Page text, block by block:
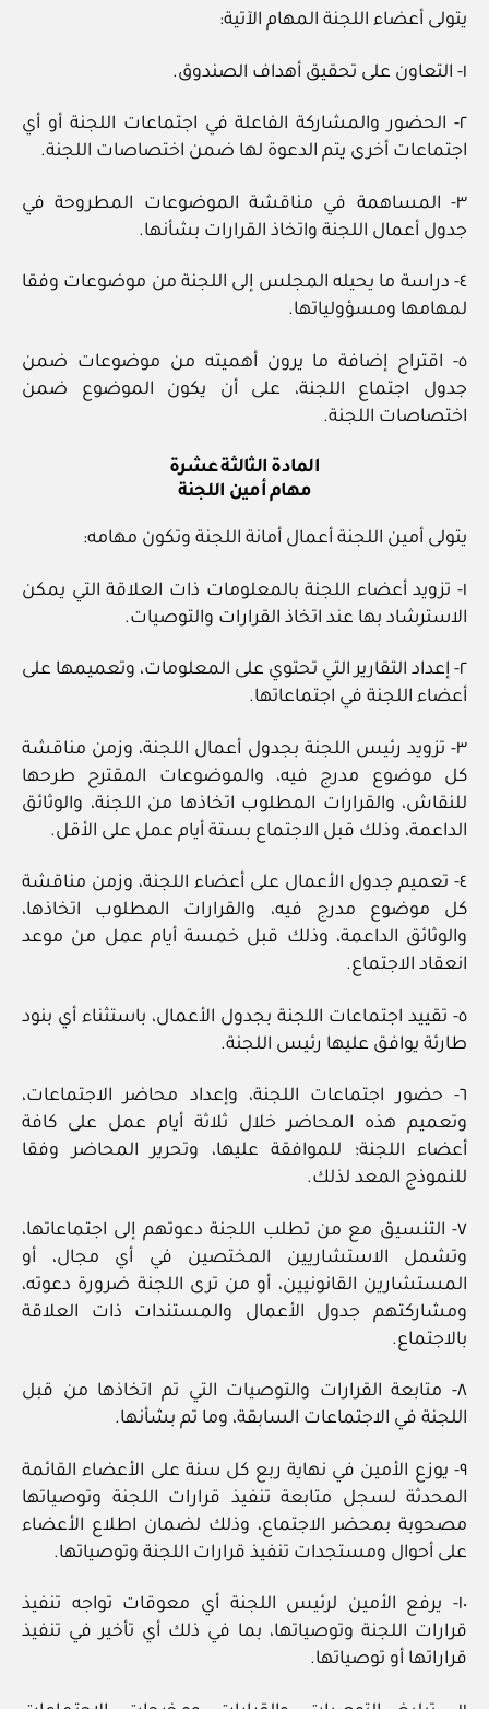
يتولى أعضاء اللجنة المهام الآتية:
١- التعاون على تحقيق أهداف الصندوق.
٢- الحضور والمشاركة الفاعلة في اجتماعات اللجنة أو أي
اجتماعات أخرى يتم الدعوة لها ضمن اختصاصات اللجنة.
٣- المساهمة في مناقشة الموضوعات المطروحة في
جدول أعمال اللجنة واتخاذ القرارات بشأنها.
٤- دراسة ما يحيله المجلس إلى اللجنة من موضوعات وفقا
لمهامها ومسؤولياتها.
٥- اقتراح إضافة ما يرون أهميته من موضوعات ضمن
جدول اجتماع اللجنة، على أن يكون الموضوع ضمن
اختصاصات اللجنة.
المادة الثالثة عشرة
مهام أمين اللجنة
يتولى أمين اللجنة أعمال أمانة اللجنة وتكون مهامه:
١- تزويد أعضاء اللجنة بالمعلومات ذات العلاقة التي يمكن
الاسترشاد بها عند اتخاذ القرارات والتوصيات.
٢- إعداد التقارير التي تحتوي على المعلومات، وتعميمها على
أعضاء اللجنة في اجتماعاتها.
٣- تزويد رئيس اللجنة بجدول أعمال اللجنة، وزمن مناقشة
كل موضوع مدرج فيه، والموضوعات المقترح طرحها
للنقاش، والقرارات المطلوب اتخاذها من اللجنة، والوثائق
الداعمة، وذلك قبل الاجتماع بستة أيام عمل على الأقل.
٤- تعميم جدول الأعمال على أعضاء اللجنة، وزمن مناقشة
كل موضوع مدرج فيه، والقرارات المطلوب اتخاذها،
والوثائق الداعمة، وذلك قبل خمسة أيام عمل من موعد
انعقاد الاجتماع.
٥- تقييد اجتماعات اللجنة بجدول الأعمال، باستثناء أي بنود
طارئة يوافق عليها رئيس اللجنة.
٦- حضور اجتماعات اللجنة، وإعداد محاضر الاجتماعات،
وتعميم هذه المحاضر خلال ثلاثة أيام عمل على كافة
أعضاء اللجنة؛ للموافقة عليها، وتحرير المحاضر وفقا
للنموذج المعد لذلك.
٧- التنسيق مع من تطلب اللجنة دعوتهم إلى اجتماعاتها،
وتشمل الاستشاريين المختصين في أي مجال، أو
المستشارين القانونيين، أو من ترى اللجنة ضرورة دعوته،
ومشاركتهم جدول الأعمال والمستندات ذات العلاقة
بالاجتماع.
٨- متابعة القرارات والتوصيات التي تم اتخاذها من قبل
اللجنة في الاجتماعات السابقة، وما تم بشأنها.
٩- يوزع الأمين في نهاية ربع كل سنة على الأعضاء القائمة
المحدثة لسجل متابعة تنفيذ قرارات اللجنة وتوصياتها
مصحوبة بمحضر الاجتماع، وذلك لضمان اطلاع الأعضاء
على أحوال ومستجدات تنفيذ قرارات اللجنة وتوصياتها.
١٠- يرفع الأمين لرئيس اللجنة أي معوقات تواجه تنفيذ
قرارات اللجنة وتوصياتها، بما في ذلك أي تأخير في تنفيذ
قراراتها أو توصياتها.